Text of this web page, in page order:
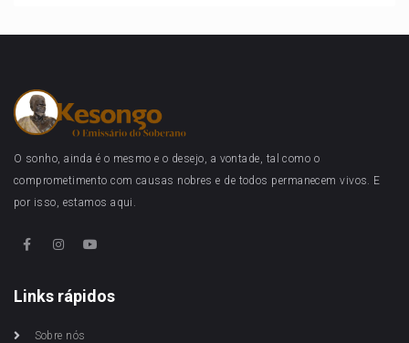
O sonho, ainda é o mesmo e o desejo, a vontade, tal como o
comprometimento com causas nobres e de todos permanecem vivos. E
por isso, estamos aqui.
Links rápidos
Sobre nós